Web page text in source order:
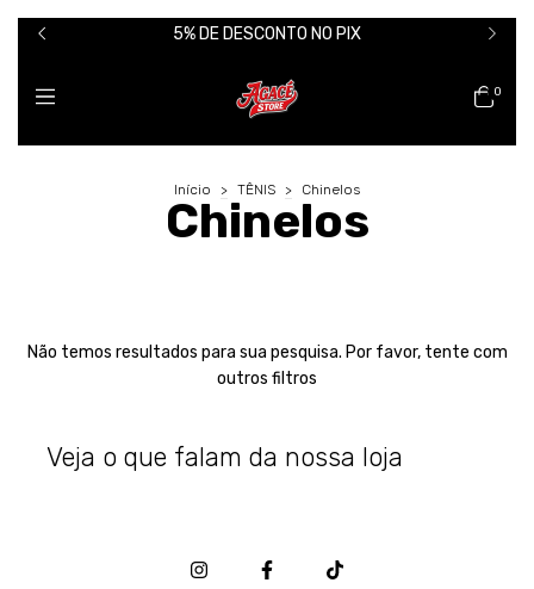
5% DE DESCONTO NO PIX
0
Início > TÊNIS > Chinelos
Chinelos
Não temos resultados para sua pesquisa. Por favor, tente com
outros filtros
Veja o que falam da nossa loja